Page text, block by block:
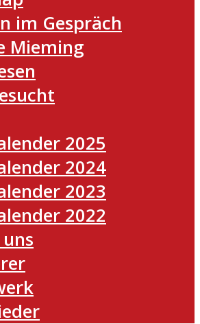
im Gespräch
Mieming
2025
2024
2023
2022